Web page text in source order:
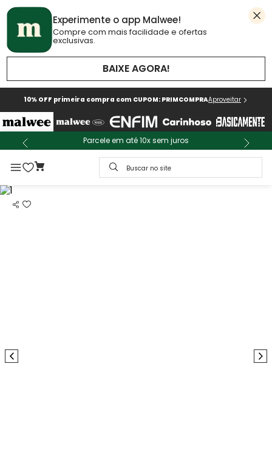
Experimente o app Malwee!
Compre com mais facilidade e ofertas
exclusivas.
BAIXE AGORA!
10% OFF primeira compra com CUPOM: PRIMCOMPRAAproveitar
Parcele em até 10x sem juros
Buscar no site